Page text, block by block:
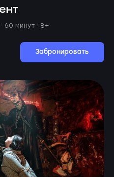
60 минут · 8+
Забронировать